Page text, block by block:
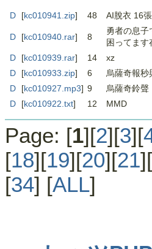
D [kc010941.zip] 48 AI脫衣 16張
D [kc010940.rar] 8
勇者の息子
困ってます
D
[kc010939.rar] 14
xz
D
[kc010933.zip] 6
烏薩奇報秒
D
[kc010927.mp3] 9
烏薩奇鈴聲
D
[kc010922.txt] 12 MMD
Page: [1][2][3][
[18][19][20][21][
[34] [ALL]